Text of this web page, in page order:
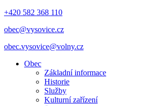
+420 582 368 110
obec@vysovice.cz
obec.vysovice@volny.cz
Obec
Základní informace
Historie
Služby
Kulturní zařízení